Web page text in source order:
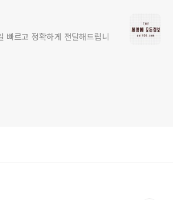
빠르고 정확하게 전달해드립니